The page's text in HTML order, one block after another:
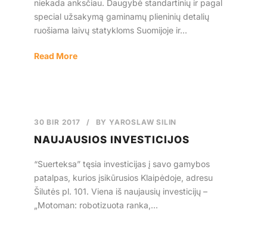
niekada anksčiau. Daugybė standartinių ir pagal
special užsakymą gaminamų plieninių detalių
ruošiama laivų statykloms Suomijoje ir...
Read More
30 BIR 2017 / BYYAROSLAW SILIN
NAUJAUSIOS INVESTICIJOS
“Suerteksa” tęsia investicijas į savo gamybos
patalpas, kurios įsikūrusios Klaipėdoje, adresu
Šilutės pl. 101. Viena iš naujausių investicijų –
„Motoman: robotizuota ranka,...